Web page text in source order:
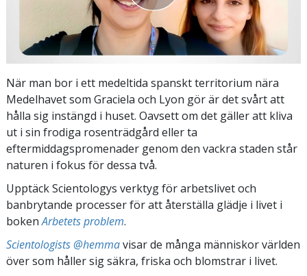
När man bor i ett medeltida spanskt territorium nära
Medelhavet som Graciela och Lyon gör är det svårt att
hålla sig instängd i huset. Oavsett om det gäller att kliva
ut i sin frodiga rosenträdgård eller ta
eftermiddagspromenader genom den vackra staden står
naturen i fokus för dessa två.
Upptäck Scientologys verktyg för arbetslivet och
banbrytande processer för att återställa glädje i livet i
bokenArbetets problem.
Scientologists @hemmavisar de många människor världen
över som håller sig säkra, friska och blomstrar i livet.